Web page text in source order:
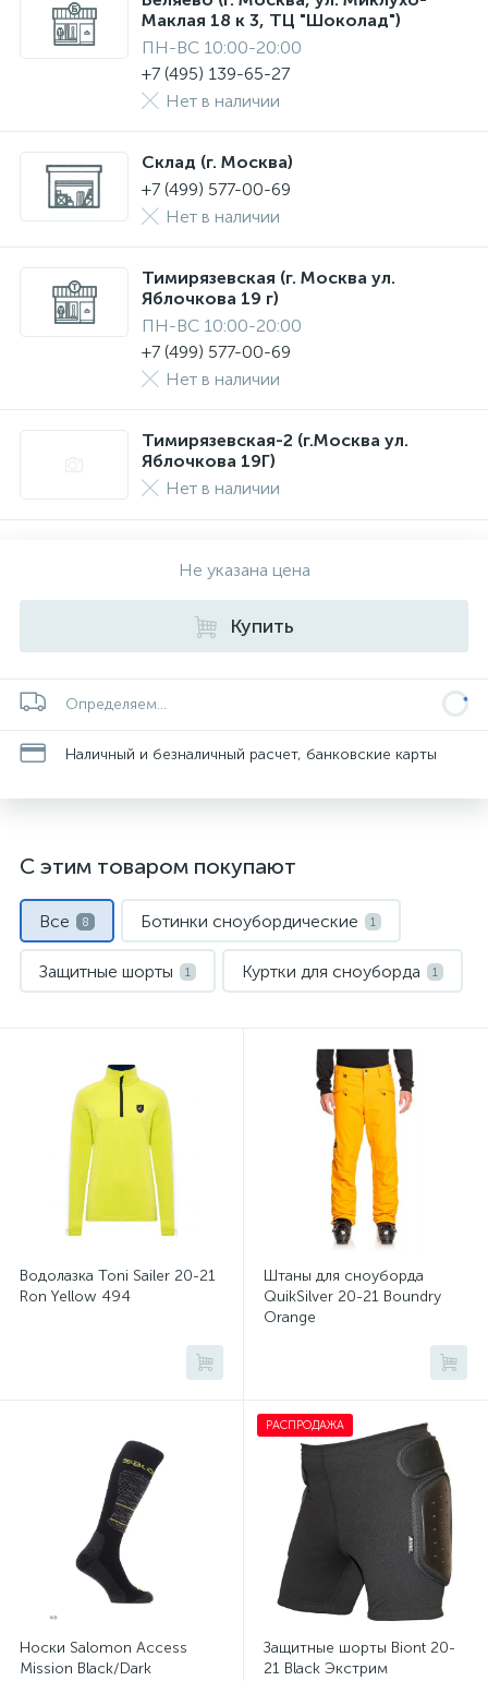
Маклая 18 к 3, ТЦ "Шоколад")
ПН-ВС 10:00-20:00
+7 (495) 139-65-27
Нет в наличии
Склад (г. Москва)
+7 (499) 577-00-69
Нет в наличии
Тимирязевская (г. Москва ул.
Яблочкова 19 г)
ПН-ВС 10:00-20:00
+7 (499) 577-00-69
Нет в наличии
Тимирязевская-2 (г.Москва ул.
Яблочкова 19Г)
Нет в наличии
Не указана цена
Купить
Определяем...
Наличный и безналичный расчет, банковские карты
С этим товаром покупают
Все 8 Ботинки сноубордические 1
Защитные шорты 1 Куртки для сноуборда 1
Сноуборды
Штаны для сноуборда
Водолазка Toni Sailer 20-21
Ron Yellow 494
Штаны для сноуборда
QuikSilver 20-21 Boundry
Orange
Носки Salomon Access
Mission Black/Dark
РАСПРОДАЖА
Защитные шорты Biont 20-
21 Black Экстрим